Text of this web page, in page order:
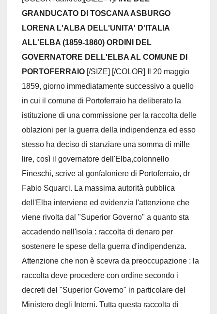
GRANDUCATO DI TOSCANA ASBURGO
LORENA L'ALBA DELL'UNITA' D'ITALIA
ALL'ELBA (1859-1860) ORDINI DEL
GOVERNATORE DELL'ELBA AL COMUNE DI
PORTOFERRAIO [/SIZE] [/COLOR] Il 20 maggio
1859, giorno immediatamente successivo a quello
in cui il comune di Portoferraio ha deliberato la
istituzione di una commissione per la raccolta delle
oblazioni per la guerra della indipendenza ed esso
stesso ha deciso di stanziare una somma di mille
lire, così il governatore dell'Elba,colonnello
Fineschi, scrive al gonfaloniere di Portoferraio, dr
Fabio Squarci. La massima autorità pubblica
dell'Elba interviene ed evidenzia l'attenzione che
viene rivolta dal "Superior Governo" a quanto sta
accadendo nell'isola : raccolta di denaro per
sostenere le spese della guerra d'indipendenza.
Attenzione che non è scevra da preoccupazione : la
raccolta deve procedere con ordine secondo i
decreti del "Superior Governo" in particolare del
Ministero degli Interni. Tutta questa raccolta di